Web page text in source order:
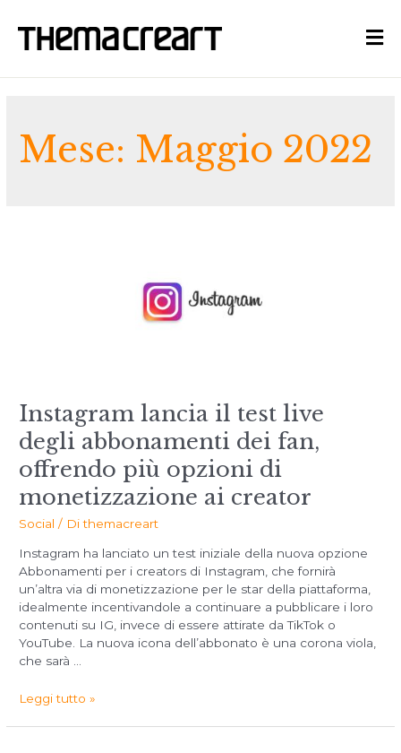
Mese: Maggio 2022
Instagram lancia il test live
degli abbonamenti dei fan,
offrendo più opzioni di
monetizzazione ai creator
Social / Dithemacreart
Instagram ha lanciato un test iniziale della nuova opzione
Abbonamenti per i creators di Instagram, che fornirà
un’altra via di monetizzazione per le star della piattaforma,
idealmente incentivandole a continuare a pubblicare i loro
contenuti su IG, invece di essere attirate da TikTok o
YouTube. La nuova icona dell’abbonato è una corona viola,
che sarà …
Leggi tutto »